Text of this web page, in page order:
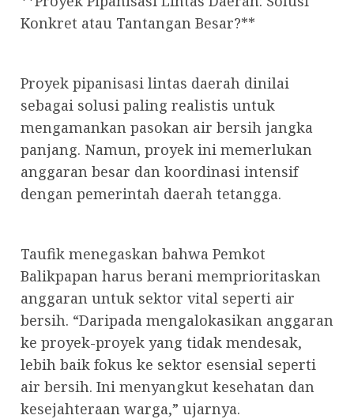
Konkret atau Tantangan Besar?**
Proyek pipanisasi lintas daerah dinilai
sebagai solusi paling realistis untuk
mengamankan pasokan air bersih jangka
panjang. Namun, proyek ini memerlukan
anggaran besar dan koordinasi intensif
dengan pemerintah daerah tetangga.
Taufik menegaskan bahwa Pemkot
Balikpapan harus berani memprioritaskan
anggaran untuk sektor vital seperti air
bersih. “Daripada mengalokasikan anggaran
ke proyek-proyek yang tidak mendesak,
lebih baik fokus ke sektor esensial seperti
air bersih. Ini menyangkut kesehatan dan
kesejahteraan warga,” ujarnya.